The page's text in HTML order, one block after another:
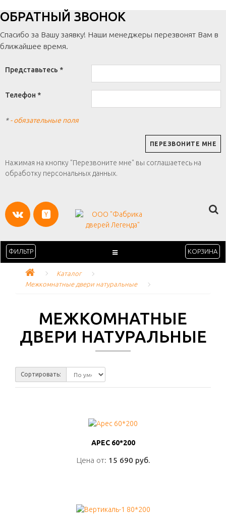
ОБРАТНЫЙ ЗВОНОК
Спасибо за Вашу заявку! Наши менеджеры перезвонят Вам в
ближайшее время.
Представьтесь *
Телефон *
*- обязательные поля
Нажимая на кнопку "Перезвоните мне" вы соглашаетесь на
обработку персональных данных.
ФИЛЬТР КОРЗИНА
Каталог
Межкомнатные двери натуральные
МЕЖКОМНАТНЫЕ
ДВЕРИ НАТУРАЛЬНЫЕ
Сортировать:
АРЕС 60*200
Цена от: 15 690 руб.
АРЕС 60*200
Цена от: 15 690 руб.